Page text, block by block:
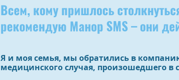
Всем, кому пришлось
рекомендую Манор SMS – они
Я и моя семья, мы обратились в
медицинского случая, произошедшего в